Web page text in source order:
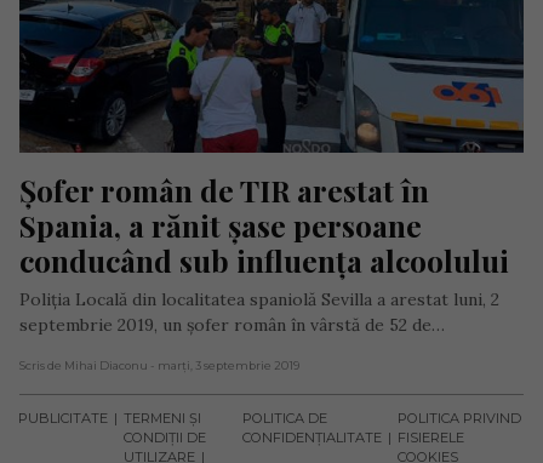
Șofer român de TIR arestat în
Spania, a rănit șase persoane
conducând sub influența alcoolului
Poliția Locală din localitatea spaniolă Sevilla a arestat luni, 2
septembrie 2019, un șofer român în vârstă de 52 de…
Scris de Mihai Diaconu - marți, 3 septembrie 2019
PUBLICITATE
TERMENI ȘI
CONDIȚII DE
UTILIZARE
POLITICA DE
CONFIDENȚIALITATE
POLITICA PRIVIND
FISIERELE
COOKIES